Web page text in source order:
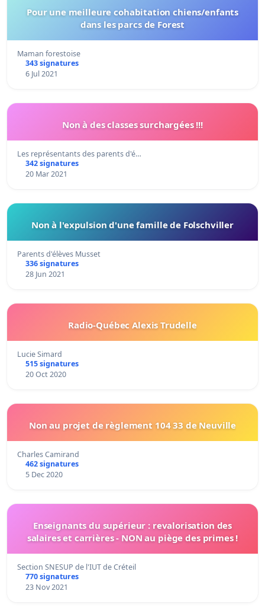
Pour une meilleure cohabitation chiens/enfants
dans les parcs de Forest
Maman forestoise
343 signatures
6 Jul 2021
Non à des classes surchargées !!!
Les représentants des parents d'é…
342 signatures
20 Mar 2021
Non à l'expulsion d'une famille de Folschviller
Parents d'élèves Musset
336 signatures
28 Jun 2021
Radio-Québec Alexis Trudelle
Lucie Simard
515 signatures
20 Oct 2020
Non au projet de règlement 104 33 de Neuville
Charles Camirand
462 signatures
5 Dec 2020
Enseignants du supérieur : revalorisation des
salaires et carrières - NON au piège des primes !
Section SNESUP de l'IUT de Créteil
770 signatures
23 Nov 2021